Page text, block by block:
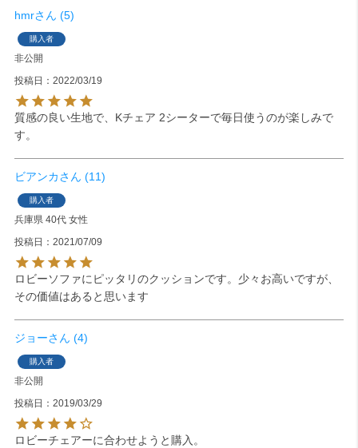
hmr 5
購入者
非公開
投稿日
2022/03/19
質感の良い生地で、Kチェア 2シーターで毎日使うのが楽しみで
す。
ビアンカ 11
購入者
兵庫県 40代 女性
投稿日
2021/07/09
ロビーソファにピッタリのクッションです。少々お高いですが、
その価値はあると思います
ジョー 4
購入者
非公開
投稿日
2019/03/29
ロビーチェアーに合わせようと購入。